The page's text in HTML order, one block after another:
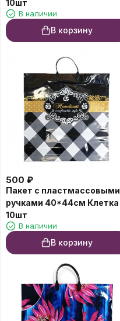
10шт
В наличии
В корзину
500 ₽
Пакет с пластмассовыми
ручками 40*44см Клетка
10шт
В наличии
В корзину